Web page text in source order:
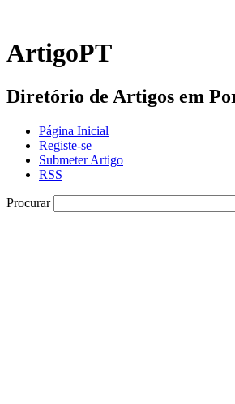
ArtigoPT
Diretório de Artigos em
Página Inicial
Registe-se
Submeter Artigo
RSS
Procurar